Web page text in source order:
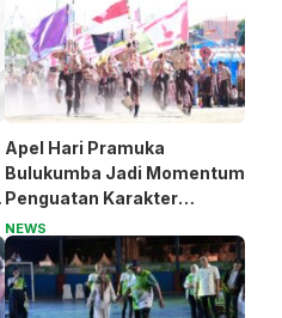
Apel Hari Pramuka
Bulukumba Jadi Momentum
Penguatan Karakter
Generasi Muda
NEWS